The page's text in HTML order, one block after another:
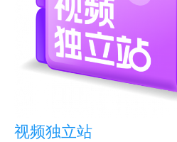
视频独立站